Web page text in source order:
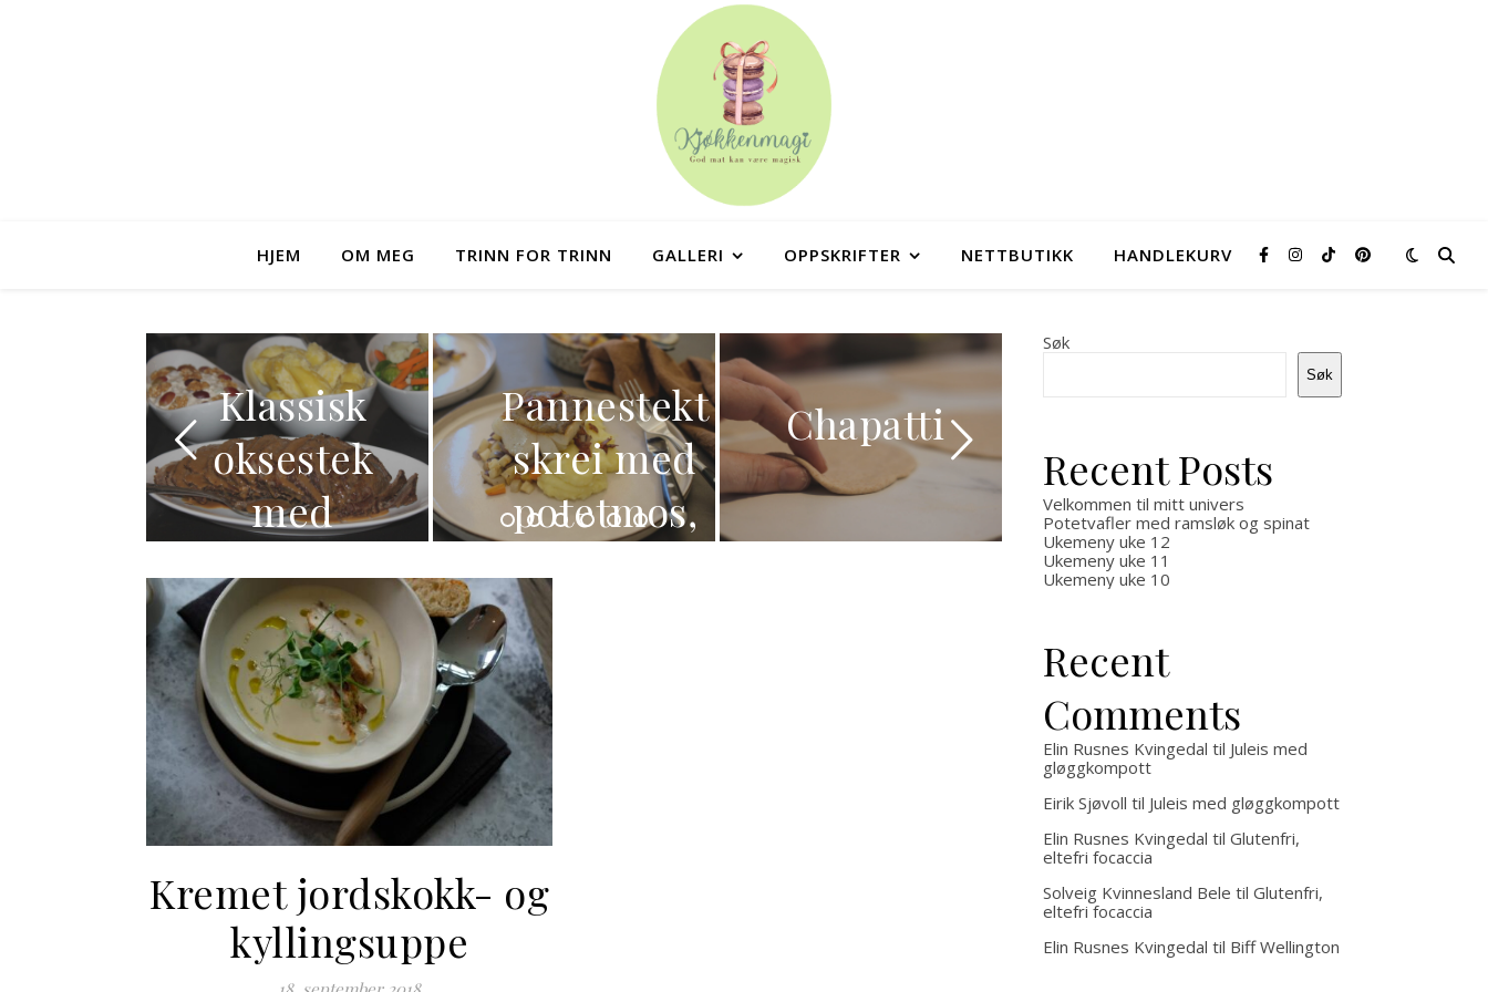
HJEM OM MEG TRINN FOR TRINN GALLERI OPPSKRIFTER NETTBUTIKK HANDLEKURV
Klassisk
oksestek
med
brun
saus
Pannestekt
skrei med
potetmos,
bacon og
ovnsbakte
grønnsaker
Chapatti
Kylling med
smak av
middelhavet
Kremet jordskokk- og
kyllingsuppe
Søk
Søk
Recent Posts
Velkommen til mitt univers
Potetvafler med ramsløk og spinat
Ukemeny uke 12
Ukemeny uke 11
Ukemeny uke 10
Recent
Comments
Elin Rusnes Kvingedal til Juleis med
gløggkompott
Eirik Sjøvoll til Juleis med gløggkompott
Elin Rusnes Kvingedal til Glutenfri,
eltefri focaccia
Solveig Kvinnesland Bele til Glutenfri,
eltefri focaccia
Elin Rusnes Kvingedal til Biff Wellington